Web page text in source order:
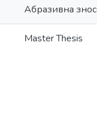
Абразивна
Master Thesis